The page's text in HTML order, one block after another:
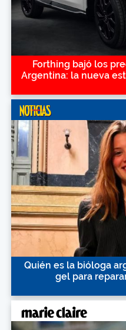
Forthing bajó los
Argentina: la nueva
Quién es la bióloga
gel para